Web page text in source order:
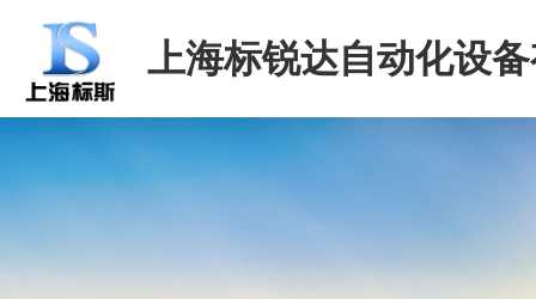
上海标锐达自动化设
司